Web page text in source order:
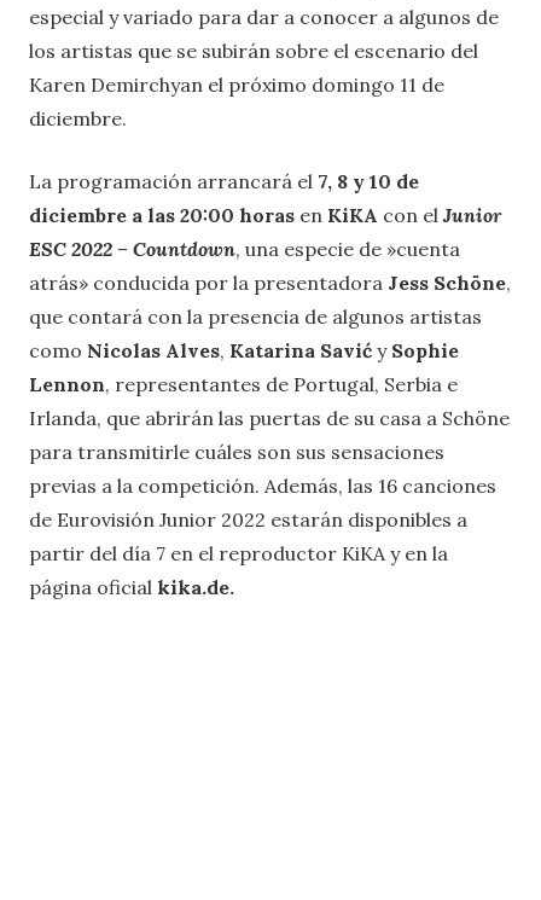
especial y variado para dar a conocer a algunos de
los artistas que se subirán sobre el escenario del
Karen Demirchyan el próximo domingo 11 de
diciembre.
La programación arrancará el 7, 8 y 10 de
diciembre a las 20:00 horas en KiKA con elJunior
ESC 2022 – Countdown, una especie de »cuenta
atrás» conducida por la presentadora Jess Schöne,
que contará con la presencia de algunos artistas
como Nicolas Alves, Katarina Savić y Sophie
Lennon, representantes de Portugal, Serbia e
Irlanda, que abrirán las puertas de su casa a Schöne
para transmitirle cuáles son sus sensaciones
previas a la competición. Además, las 16 canciones
de Eurovisión Junior 2022 estarán disponibles a
partir del día 7 en el reproductor KiKA y en la
página oficial kika.de.